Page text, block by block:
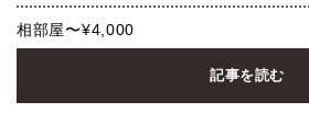
相部屋〜¥4,000
記事を読む